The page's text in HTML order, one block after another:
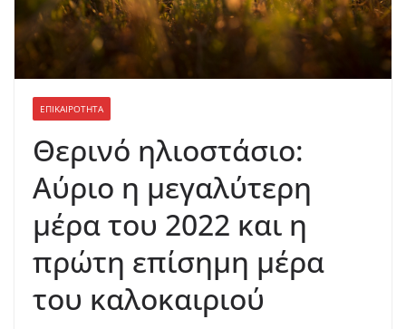
ΕΠΙΚΑΙΡΟΤΗΤΑ
Θερινό ηλιοστάσιο:
Αύριο η μεγαλύτερη
μέρα του 2022 και η
πρώτη επίσημη μέρα
του καλοκαιριού